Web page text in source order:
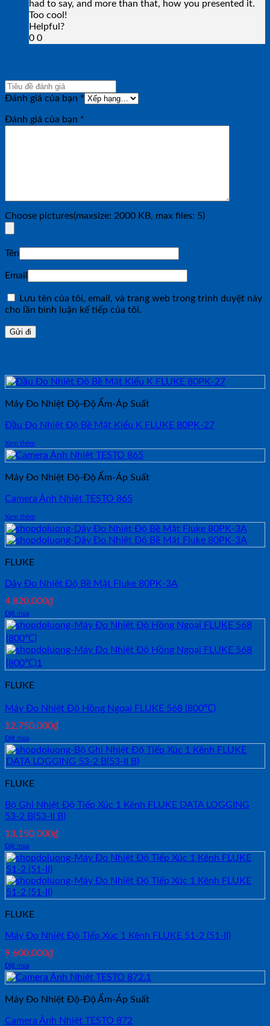
had to say, and more than that, how you presented it.
Too cool!
Helpful?
0 0
Đánh giá của bạn *
Đánh giá của bạn *
Choose pictures(maxsize: 2000 KB, max files: 5)
Tên
Email
Lưu tên của tôi, email, và trang web trong trình duyệt này
cho lần bình luận kế tiếp của tôi.
Máy Đo Nhiệt Độ-Độ Ẩm-Áp Suất
Đầu Đo Nhiệt Độ Bề Mặt Kiểu K FLUKE 80PK-27
Xem thêm
Máy Đo Nhiệt Độ-Độ Ẩm-Áp Suất
Camera Ảnh Nhiệt TESTO 865
Xem thêm
FLUKE
Dây Đo Nhiệt Độ Bề Mặt Fluke 80PK-3A
4,820,000₫
Đặt mua
FLUKE
Máy Đo Nhiệt Độ Hồng Ngoại FLUKE 568 (800℃)
12,750,000₫
Đặt mua
FLUKE
Bộ Ghi Nhiệt Độ Tiếp Xúc 1 Kênh FLUKE DATA LOGGING
53-2 B(53-II B)
13,150,000₫
Đặt mua
FLUKE
Máy Đo Nhiệt Độ Tiếp Xúc 1 Kênh FLUKE 51-2 (51-II)
9,600,000₫
Đặt mua
Máy Đo Nhiệt Độ-Độ Ẩm-Áp Suất
Camera Ảnh Nhiệt TESTO 872